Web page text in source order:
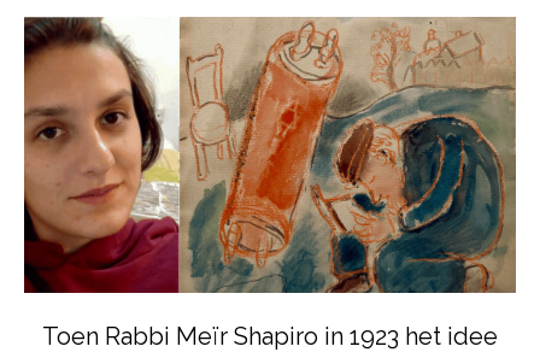
Toen Rabbi Meïr Shapiro in 1923 het idee